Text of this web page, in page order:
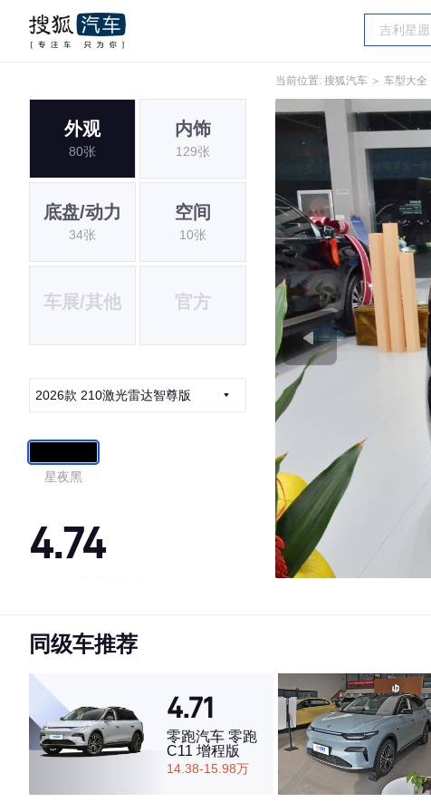
当前位置: 搜狐汽车 ＞ 车型大全
外观
80张
内饰
129张
底盘/动力
34张
空间
10张
车展/其他 官方
2026款 210激光雷达智尊版
星夜黑
4.74
·内饰表现较为优秀，优于91%同级车
·空间表现一般，低于75%同级车
同级车推荐
4.71
零跑汽车 零跑
C11 增程版
14.38-15.98万